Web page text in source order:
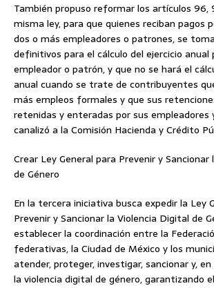
También propuso reformar los artículos 96,
misma ley, para que quienes reciban pagos
dos o más empleadores o patrones, se
definitivos para el cálculo del ejercicio anual
empleador o patrón, y que no se hará el
anual cuando se trate de contribuyentes
más empleos formales y que sus
retenidas y enteradas por sus empleadores
canalizó a la Comisión Hacienda y Crédito
Crear Ley General para Prevenir y
de Género
En la tercera iniciativa busca expedir la Ley
Prevenir y Sancionar la Violencia Digital de
establecer la coordinación entre la
federativas, la Ciudad de México y los
atender, proteger, investigar, sancionar y,
la violencia digital de género, garantizando